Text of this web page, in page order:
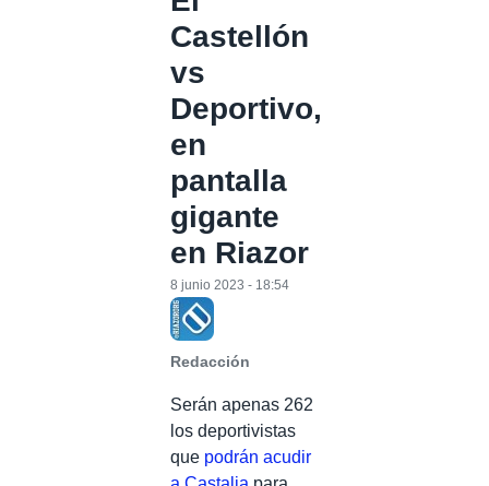
Castellón
vs
Deportivo,
en
pantalla
gigante
en Riazor
Redacción
8 junio 2023 - 18:54
Serán apenas 262
los deportivistas
que podrán acudir